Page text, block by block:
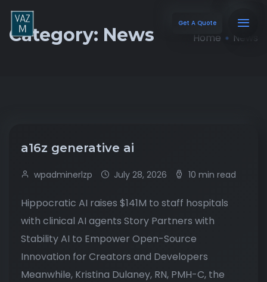
Get A Quote
Category: News Home News
a16z generative ai
wpadminerlzp July 28, 2026 10 min read
Hippocratic AI raises $141M to staff hospitals
with clinical AI agents Story Partners with
Stability AI to Empower Open-Source
Innovation for Creators and Developers
Meanwhile, Kristina Dulaney, RN, PMH-C, the